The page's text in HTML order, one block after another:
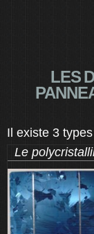
LES
Il existe 3
Le